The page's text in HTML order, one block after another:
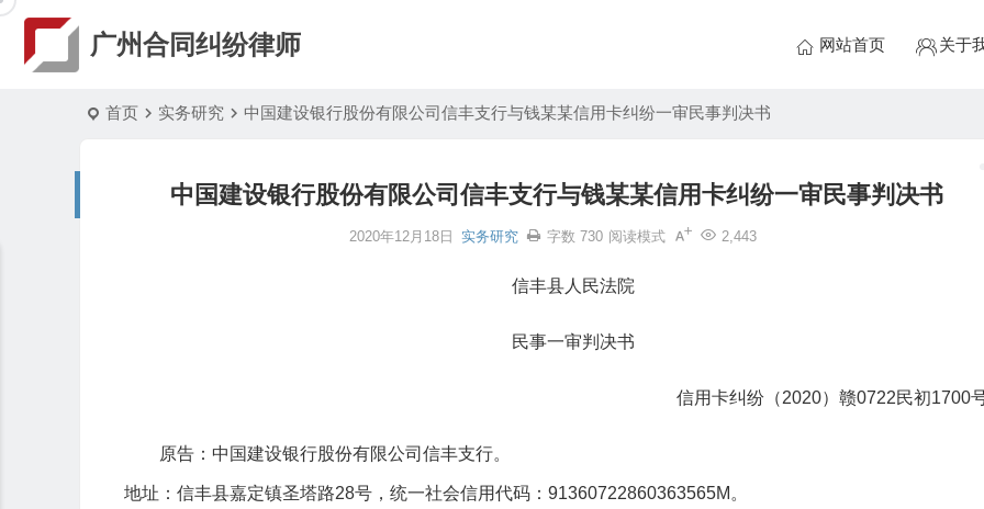
广州合同纠纷律师 网站首页 关于
首页 实务研究 中国建设银行股份有限公司信丰支行与钱某某信用卡纠纷一审民事判决书
中国建设银行股份有限公司信丰支行与钱某某信用卡纠纷一审民事判决书
2020年12月18日 实务研究 2,443
字数 730 阅读模式
信丰县人民法院
民事一审判决书
信用卡纠纷（2020）赣0722民初1700
原告：中国建设银行股份有限公司信丰支行。
地址：信丰县嘉定镇圣塔路28号，统一社会信用代码：91360722860363565M。